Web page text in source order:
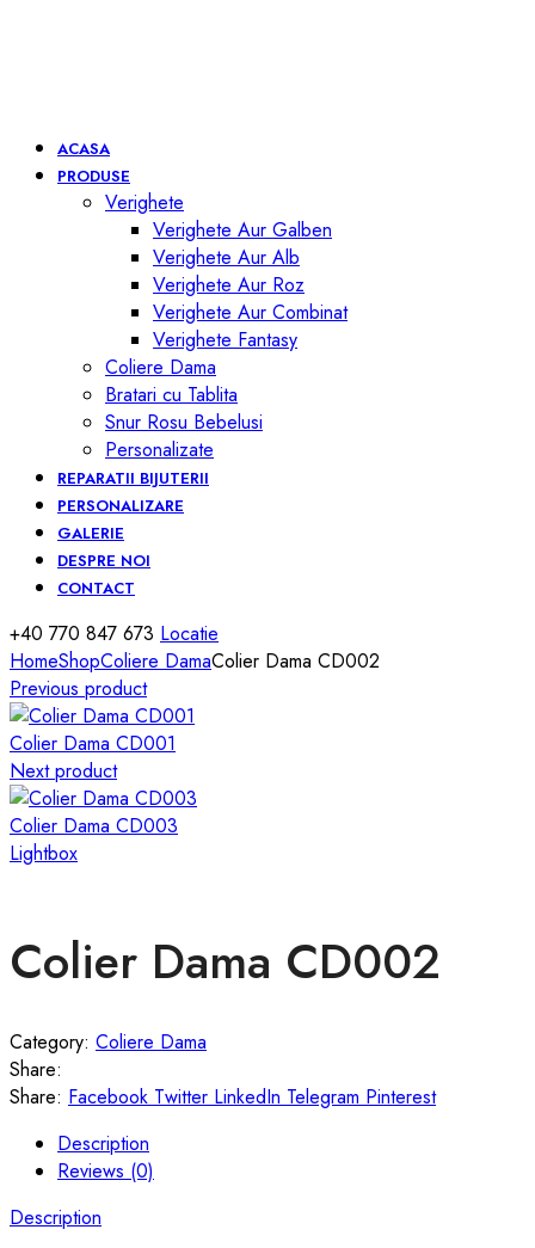
ACASA
PRODUSE
Verighete
Verighete Aur Galben
Verighete Aur Alb
Verighete Aur Roz
Verighete Aur Combinat
Verighete Fantasy
Coliere Dama
Bratari cu Tablita
Snur Rosu Bebelusi
Personalizate
REPARATII BIJUTERII
PERSONALIZARE
GALERIE
DESPRE NOI
CONTACT
+40 770 847 673 Locatie
HomeShopColiere DamaColier Dama CD002
Previous product
Colier Dama CD001
Next product
Colier Dama CD003
Lightbox
Colier Dama CD002
Category: Coliere Dama
Share:
Share: Facebook Twitter LinkedIn Telegram Pinterest
Description
Reviews (0)
Description